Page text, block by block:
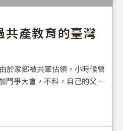
共產教育的臺灣
於家鄉被共軍佔領，小時候曾
鬥爭大會，不料，自己的父母